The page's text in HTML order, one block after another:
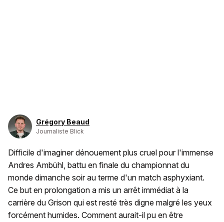
Grégory Beaud
Journaliste Blick
Difficile d'imaginer dénouement plus cruel pour l'immense
Andres Ambühl, battu en finale du championnat du
monde dimanche soir au terme d'un match asphyxiant.
Ce but en prolongation a mis un arrêt immédiat à la
carrière du Grison qui est resté très digne malgré les yeux
forcément humides. Comment aurait-il pu en être